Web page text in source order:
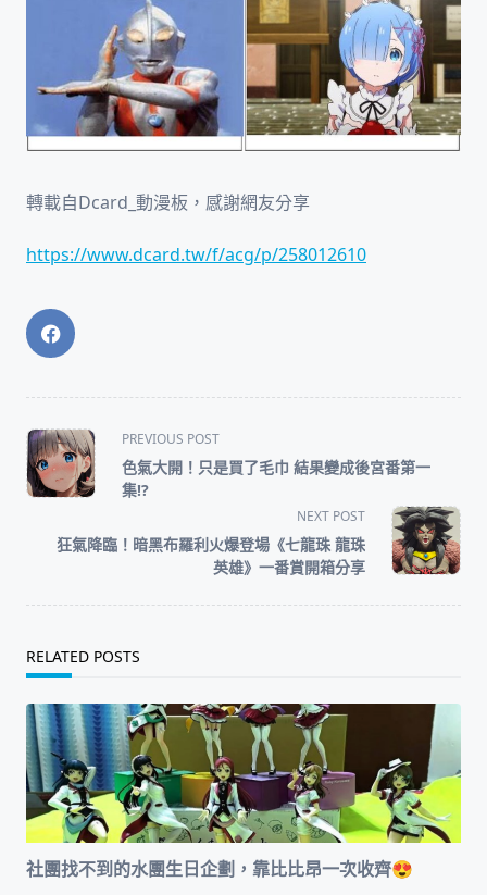
轉載自Dcard_動漫板，感謝網友分享
https://www.dcard.tw/f/acg/p/258012610
<span
class="nav-
subtitle
reader-
PREVIOUS POST
色氣大開！只是買了毛巾 結果變成後宮番第一
集!?
NEXT POST
狂氣降臨！暗黑布羅利火爆登場《七龍珠 龍珠
英雄》一番賞開箱分享
RELATED POSTS
社團找不到的水團生日企劃，靠比比昂一次收齊😍